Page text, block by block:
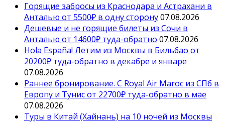
Горящие забросы из Краснодара и Астрахани в
Анталью от 5500₽ в одну сторону07.08.2026
Дешевые и не горящие билеты из Сочи в
Анталью от 14600₽ туда-обратно 07.08.2026
Hola España! Летим из Москвы в Бильбао от
20200₽ туда-обратно в декабре и январе
07.08.2026
Раннее бронирование. С Royal Air Maroc из СПб в
Европу и Тунис от 22700₽ туда-обратно в мае
07.08.2026
Туры в Китай (Хайнань) на 10 ночей из Москвы